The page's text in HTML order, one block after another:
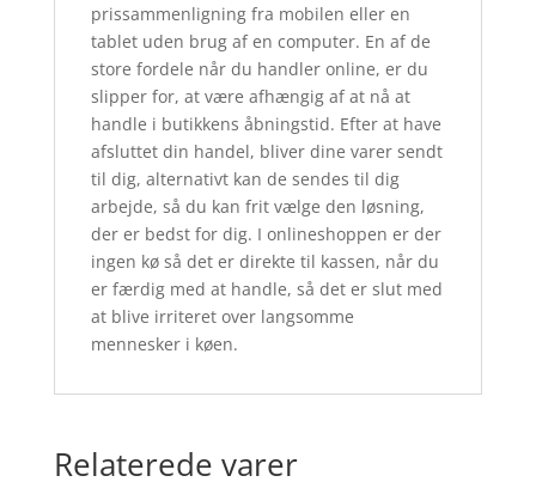
prissammenligning fra mobilen eller en
tablet uden brug af en computer. En af de
store fordele når du handler online, er du
slipper for, at være afhængig af at nå at
handle i butikkens åbningstid. Efter at have
afsluttet din handel, bliver dine varer sendt
til dig, alternativt kan de sendes til dig
arbejde, så du kan frit vælge den løsning,
der er bedst for dig. I onlineshoppen er der
ingen kø så det er direkte til kassen, når du
er færdig med at handle, så det er slut med
at blive irriteret over langsomme
mennesker i køen.
Relaterede varer